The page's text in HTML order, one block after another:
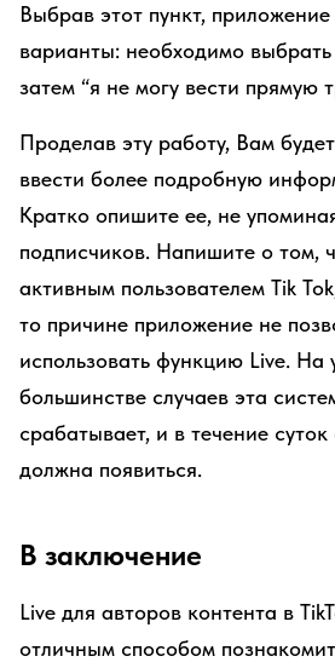
Выбрав этот пункт,
варианты: необходимо выбрать
затем “я не могу вести прямую
Проделав эту работу, Вам
ввести более подробную
Кратко опишите ее, не
подписчиков. Напишите о том,
активным пользователем Tik
то причине приложение не
использовать функцию Live. На
большинстве случаев эта
срабатывает, и в течение
должна появиться.
В заключение
Live для авторов контента в
отличным способом